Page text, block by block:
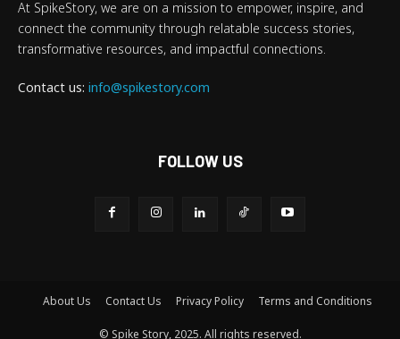
At SpikeStory, we are on a mission to empower, inspire, and
connect the community through relatable success stories,
transformative resources, and impactful connections.
Contact us: info@spikestory.com
FOLLOW US
© Spike Story, 2025. All rights reserved.
About Us Contact Us Privacy Policy Terms and Conditions